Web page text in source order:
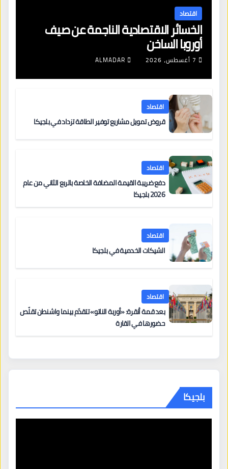
اقتصاد
الخسائر الاقتصادية الناجمة عن صيف
أوروبا الساخن
7 أغسطس، 2026 ALMADAR
اقتصاد
قروض تمويل مشاريع توفير الطاقة تزداد في بلجيكا
اقتصاد
دفع ضريبة القيمة المضافة الخاصة بالربع الثاني من عام
2026 بلجيكا
اقتصاد
الشيكات الخدمية في بلجيكا
اقتصاد
بعد قمة أنقرة: «أوربة الناتو» تتقدّم بينما واشنطن تقلّص
حضورها في القارة
بلجيكا